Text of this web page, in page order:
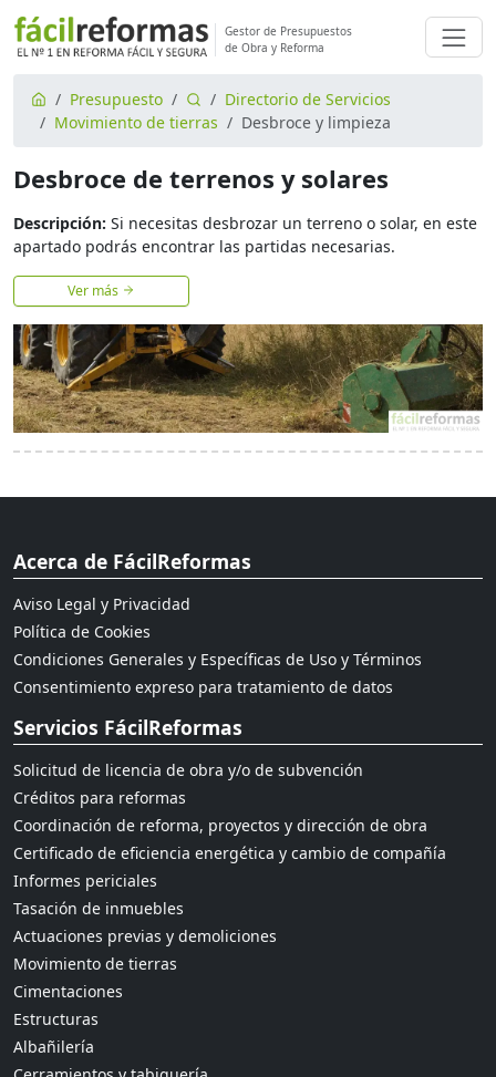
Gestor de Presupuestos
de Obra y Reforma
Presupuesto
Directorio de Servicios
Movimiento de tierras
Desbroce y limpieza
Desbroce de terrenos y solares
Descripción: Si necesitas desbrozar un terreno o solar, en este
apartado podrás encontrar las partidas necesarias.
Ver más
Acerca de FácilReformas
Aviso Legal y Privacidad
Política de Cookies
Condiciones Generales y Específicas de Uso y Términos
Consentimiento expreso para tratamiento de datos
Servicios FácilReformas
Solicitud de licencia de obra y/o de subvención
Créditos para reformas
Coordinación de reforma, proyectos y dirección de obra
Certificado de eficiencia energética y cambio de compañía
Informes periciales
Tasación de inmuebles
Actuaciones previas y demoliciones
Movimiento de tierras
Cimentaciones
Estructuras
Albañilería